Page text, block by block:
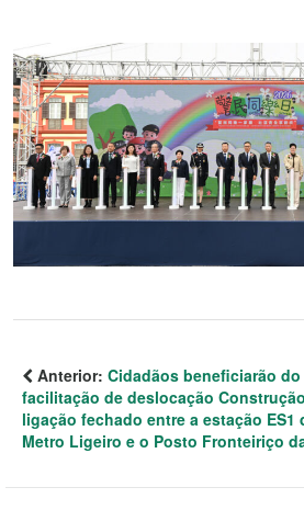
Anterior: Cidadãos beneficiarão
facilitação de deslocação
ligação fechado entre a estação ES1
Metro Ligeiro e o Posto Fronteiriço